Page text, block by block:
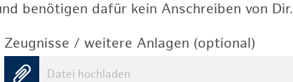
benötigen dafür kein Anschreiben von Dir.
Zeugnisse / weitere Anlagen (optional)
Datei hochladen